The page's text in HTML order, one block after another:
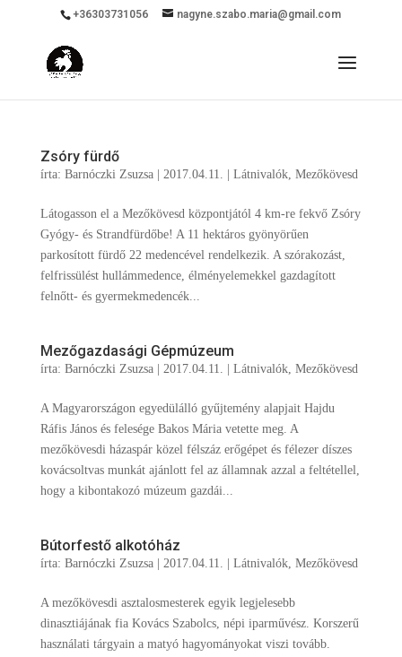
+36303731056 nagyne.szabo.maria@gmail.com
Zsóry fürdő
írta: Barnóczki Zsuzsa| 2017.04.11. Látnivalók, Mezőkövesd
Látogasson el a Mezőkövesd központjától 4 km-re fekvő Zsóry
Gyógy- és Strandfürdőbe! A 11 hektáros gyönyörűen
parkosított fürdő 22 medencével rendelkezik. A szórakozást,
felfrissülést hullámmedence, élményelemekkel gazdagított
felnőtt- és gyermekmedencék...
Mezőgazdasági Gépmúzeum
írta: Barnóczki Zsuzsa| 2017.04.11. Látnivalók, Mezőkövesd
A Magyarországon egyedülálló gyűjtemény alapjait Hajdu
Ráfis János és felesége Bakos Mária vetette meg. A
mezőkövesdi házaspár közel félszáz erőgépet és félezer díszes
kovácsoltvas munkát ajánlott fel az államnak azzal a feltétellel,
hogy a kibontakozó múzeum gazdái...
Bútorfestő alkotóház
írta: Barnóczki Zsuzsa| 2017.04.11. Látnivalók, Mezőkövesd
A mezőkövesdi asztalosmesterek egyik legjelesebb
dinasztiájának fia Kovács Szabolcs, népi iparművész. Korszerű
használati tárgyain a matyó hagyományokat viszi tovább.